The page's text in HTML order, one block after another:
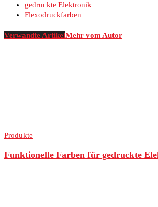
gedruckte Elektronik
Flexodruckfarben
Verwandte ArtikelMehr vom Autor
Produkte
Funktionelle Farben für gedruckte